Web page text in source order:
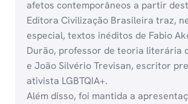
afetos contemporâneos a partir
Editora Civilização Brasileira traz,
especial, textos inéditos de Fabio
Durão, professor de teoria literária
e João Silvério Trevisan, escritor
ativista LGBTQIA+.
Além disso, foi mantida a